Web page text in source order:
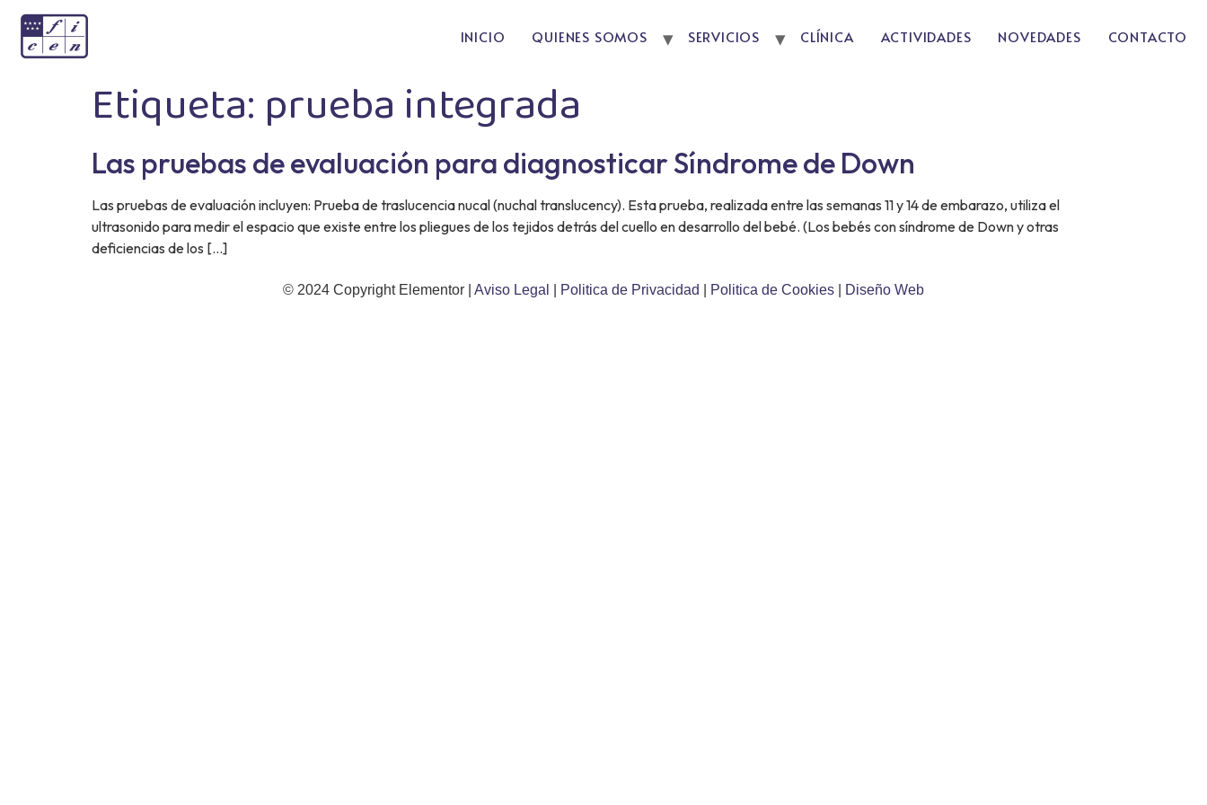
INICIO QUIENES SOMOS SERVICIOS CLÍNICA ACTIVIDADES NOVEDADES CONTACTO
Etiqueta: prueba integrada
Las pruebas de evaluación para diagnosticar Síndrome de Down
Las pruebas de evaluación incluyen: Prueba de traslucencia nucal (nuchal translucency). Esta prueba, realizada entre las semanas 11 y 14 de embarazo, utiliza el
ultrasonido para medir el espacio que existe entre los pliegues de los tejidos detrás del cuello en desarrollo del bebé. (Los bebés con síndrome de Down y otras
deficiencias de los […]
© 2024 Copyright Elementor | Aviso Legal Politica de Privacidad Politica de Cookies Diseño Web